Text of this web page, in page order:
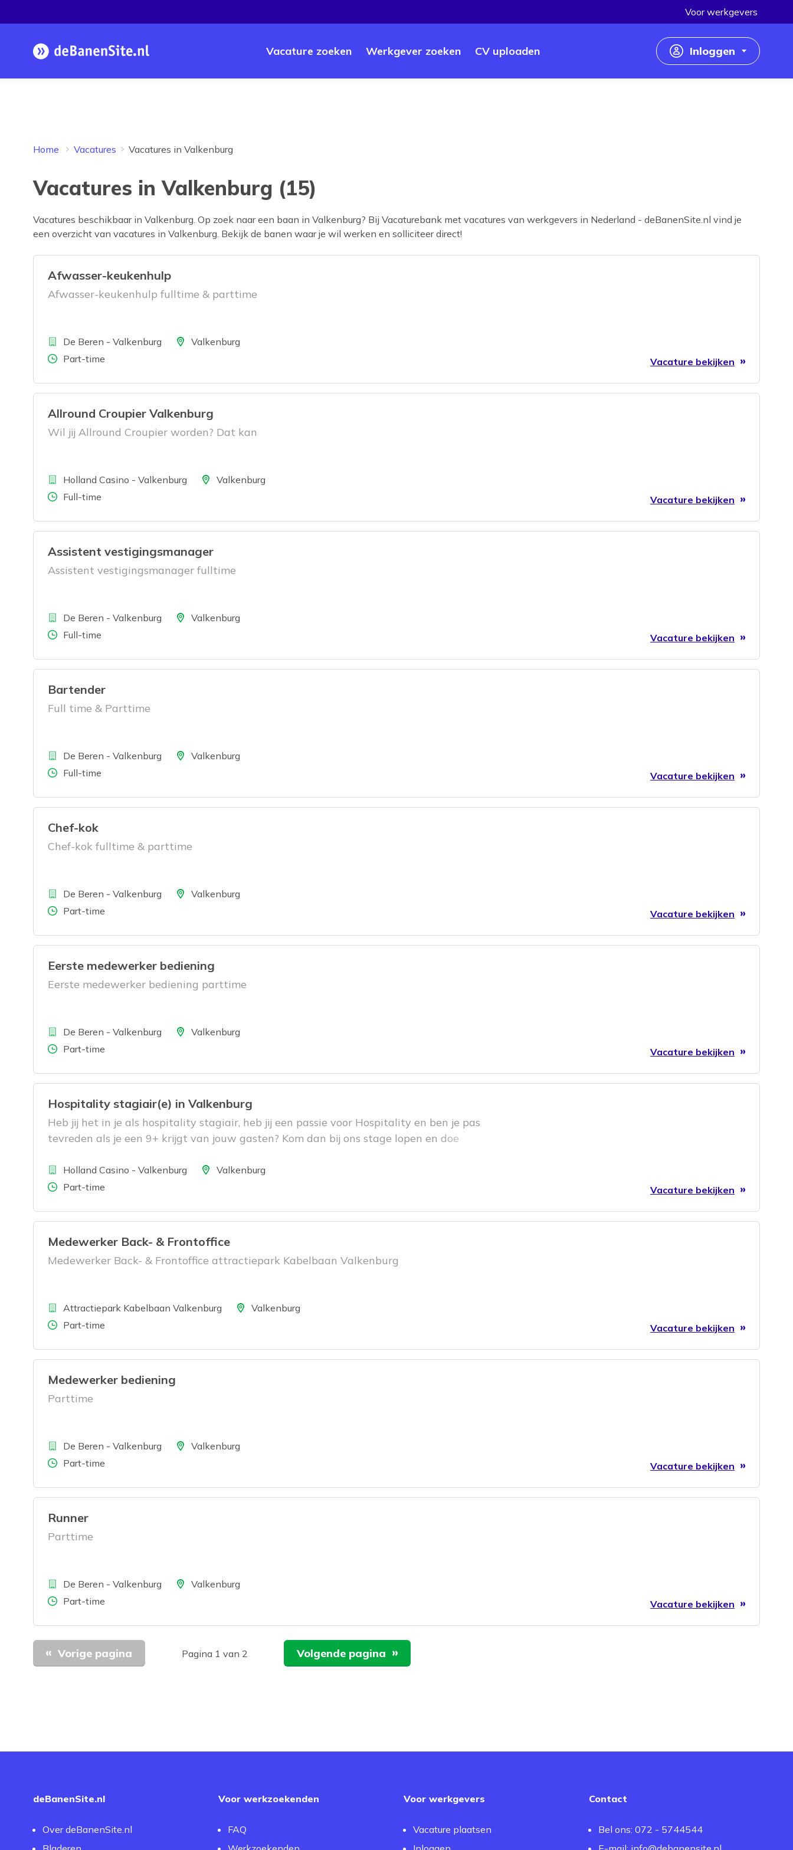
Homepage Vacature zoeken Werkgever zoeken CV uploaden
Voor werkgevers
Inloggen
Home Vacatures Vacatures in Valkenburg
Vacatures in Valkenburg (15)
Vacatures beschikbaar in Valkenburg. Op zoek naar een baan in Valkenburg? Bij Vacaturebank met vacatures van werkgevers in Nederland - deBanenSite.nl vind je
een overzicht van vacatures in Valkenburg. Bekijk de banen waar je wil werken en solliciteer direct!
Afwasser-keukenhulp
Afwasser-keukenhulp fulltime & parttime
BedrijfDe Beren - Valkenburg LocatieValkenburg
Aantal uren
Part-time Vacature bekijken
Allround Croupier Valkenburg
Wil jij Allround Croupier worden? Dat kan
BedrijfHolland Casino - Valkenburg LocatieValkenburg
Aantal uren
Full-time Vacature bekijken
Assistent vestigingsmanager
Assistent vestigingsmanager fulltime
BedrijfDe Beren - Valkenburg LocatieValkenburg
Aantal uren
Full-time Vacature bekijken
Bartender
Full time & Parttime
BedrijfDe Beren - Valkenburg LocatieValkenburg
Aantal uren
Full-time Vacature bekijken
Chef-kok
Chef-kok fulltime & parttime
BedrijfDe Beren - Valkenburg LocatieValkenburg
Aantal uren
Part-time Vacature bekijken
Eerste medewerker bediening
Eerste medewerker bediening parttime
BedrijfDe Beren - Valkenburg LocatieValkenburg
Aantal uren
Part-time Vacature bekijken
Hospitality stagiair(e) in Valkenburg
Heb jij het in je als hospitality stagiair, heb jij een passie voor Hospitality en ben je pas
tevreden als je een 9+ krijgt van jouw gasten? Kom dan bij ons stage lopen en doe
BedrijfHolland Casino - Valkenburg LocatieValkenburg
Aantal uren
Part-time Vacature bekijken
Medewerker Back- & Frontoffice
Medewerker Back- & Frontoffice attractiepark Kabelbaan Valkenburg
BedrijfAttractiepark Kabelbaan Valkenburg LocatieValkenburg
Aantal uren
Part-time Vacature bekijken
Medewerker bediening
Parttime
BedrijfDe Beren - Valkenburg LocatieValkenburg
Aantal uren
Part-time Vacature bekijken
Runner
Parttime
BedrijfDe Beren - Valkenburg LocatieValkenburg
Aantal uren
Part-time Vacature bekijken
Vorige pagina Pagina 1 van 2 Volgende pagina
deBanenSite.nl
Over deBanenSite.nl
Voor werkzoekenden
FAQ
Voor werkgevers
Vacature plaatsen
Contact
Bel ons: 072 - 5744544